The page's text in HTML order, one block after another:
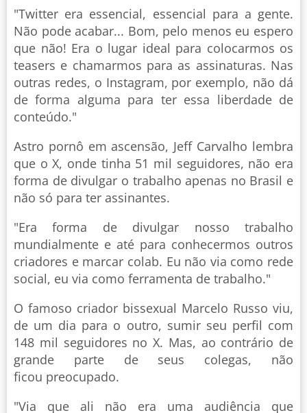
"Twitter era essencial, essencial para a gente.
Não pode acabar... Bom, pelo menos eu espero
que não! Era o lugar ideal para colocarmos os
teasers e chamarmos para as assinaturas. Nas
outras redes, o Instagram, por exemplo, não dá
de forma alguma para ter essa liberdade de
conteúdo."
Astro pornô em ascensão, Jeff Carvalho lembra
que o X, onde tinha 51 mil seguidores, não era
forma de divulgar o trabalho apenas no Brasil e
não só para ter assinantes.
"Era forma de divulgar nosso trabalho
mundialmente e até para conhecermos outros
criadores e marcar colab. Eu não via como rede
social, eu via como ferramenta de trabalho."
O famoso criador bissexual Marcelo Russo viu,
de um dia para o outro, sumir seu perfil com
148 mil seguidores no X. Mas, ao contrário de
grande parte de seus colegas, não
ficou preocupado.
"Via que ali não era uma audiência que